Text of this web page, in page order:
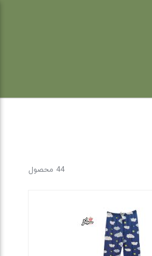
44 محصول